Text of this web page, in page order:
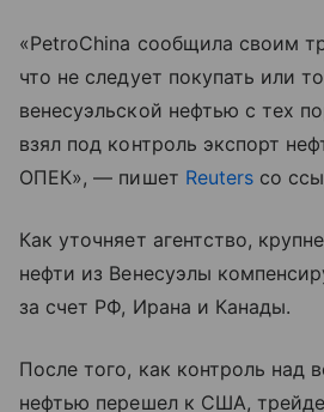
«PetroChina сообщила своим
что не следует покупать или
венесуэльской нефтью с тех
взял под контроль экспорт
ОПЕК», — пишет Reuters со
Как уточняет агентство,
нефти из Венесуэлы
за счет РФ, Ирана и Канады.
После того, как контроль над
нефтью перешел к США,